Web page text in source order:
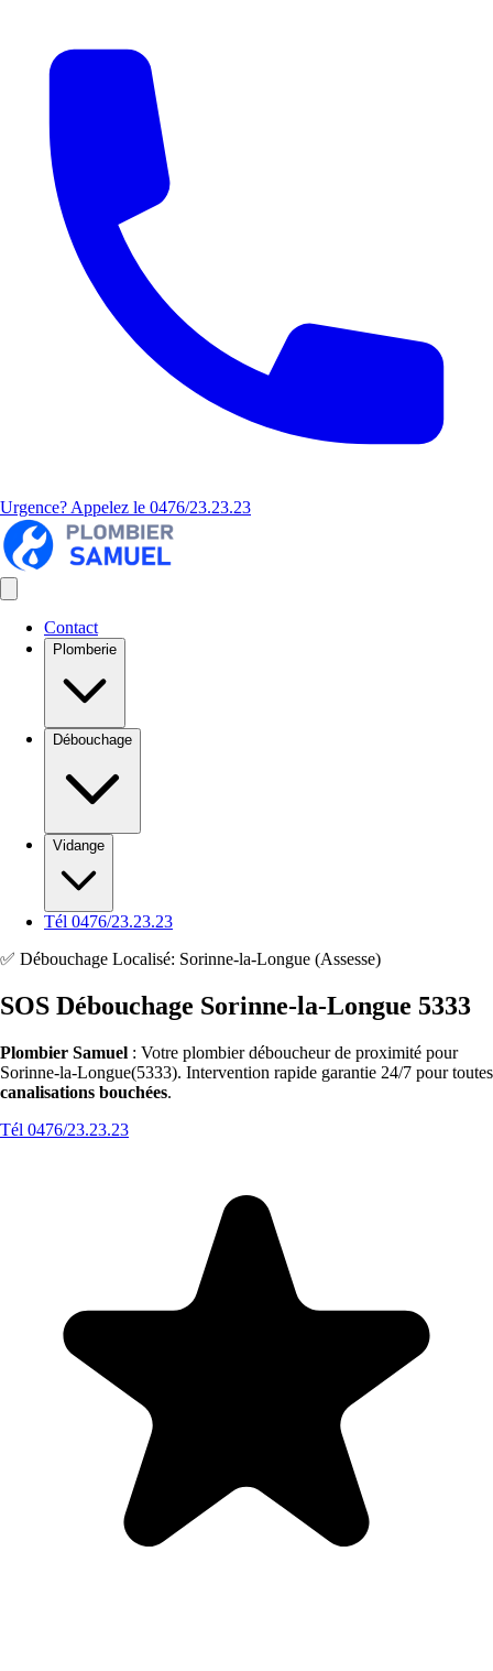
Urgence? Appelez le 0476/23.23.23
Contact
Plomberie
Débouchage
Vidange
Tél 0476/23.23.23
✅ Débouchage Localisé: Sorinne-la-Longue (Assesse)
SOS Débouchage Sorinne-la-Longue 5333
Plombier Samuel : Votre plombier déboucheur de proximité pour
Sorinne-la-Longue(5333). Intervention rapide garantie 24/7 pour toutes
canalisations bouchées.
Tél 0476/23.23.23